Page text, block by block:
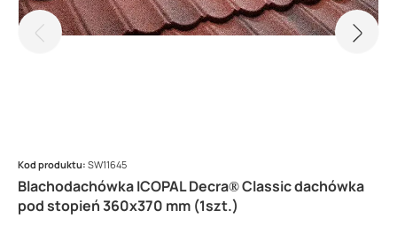
Blachodachówka ICOPAL Decra® Classic dachówka
pod stopień 360x370 mm (1szt.)
Kod produktu: SW11645